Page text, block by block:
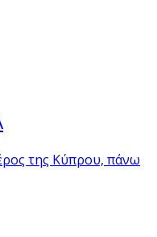
της Κύπρου, πάνω